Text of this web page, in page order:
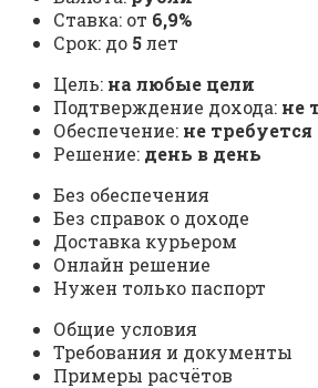
Ставка: от 6,9%
Срок: до 5лет
Цель: на любые цели
Подтверждение дохода: не
Обеспечение: не требуется
Решение: день в день
Без обеспечения
Без справок о доходе
Доставка курьером
Онлайн решение
Нужен только паспорт
Общие условия
Требования и документы
Примеры расчётов